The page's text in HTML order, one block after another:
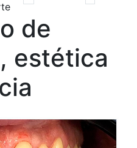
de
estética